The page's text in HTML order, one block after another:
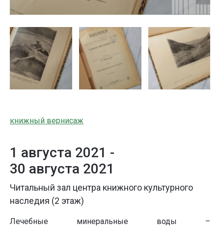
книжный вернисаж
1 августа 2021 -
30 августа 2021
Читальный зал центра книжного культурного
наследия (2 этаж)
Лечебные минеральные воды –